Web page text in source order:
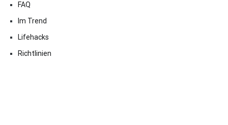
FAQ
Im Trend
Lifehacks
Richtlinien